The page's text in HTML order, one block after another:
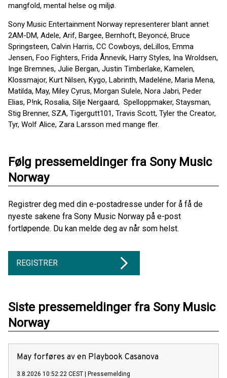
mangfold, mental helse og miljø.
Sony Music Entertainment Norway representerer blant annet
2AM-DM, Adele, Arif, Bargee, Bernhoft, Beyoncé, Bruce
Springsteen, Calvin Harris, CC Cowboys, deLillos, Emma
Jensen, Foo Fighters, Frida Ånnevik, Harry Styles, Ina Wroldsen,
Inge Bremnes, Julie Bergan, Justin Timberlake, Kamelen,
Klossmajor, Kurt Nilsen, Kygo, Labrinth, Madeléne, Maria Mena,
Matilda, May, Miley Cyrus, Morgan Sulele, Nora Jabri, Peder
Elias, P!nk, Rosalia, Silje Nergaard, Spelloppmaker, Staysman,
Stig Brenner, SZA, Tigergutt101, Travis Scott, Tyler the Creator,
Tyr, Wolf Alice, Zara Larsson med mange fler.
Følg pressemeldinger fra Sony Music
Norway
Registrer deg med din e-postadresse under for å få de
nyeste sakene fra Sony Music Norway på e-post
fortløpende. Du kan melde deg av når som helst.
REGISTRER
Siste pressemeldinger fra Sony Music
Norway
May forføres av en Playbook Casanova
3.8.2026 10:52:22 CEST Pressemelding